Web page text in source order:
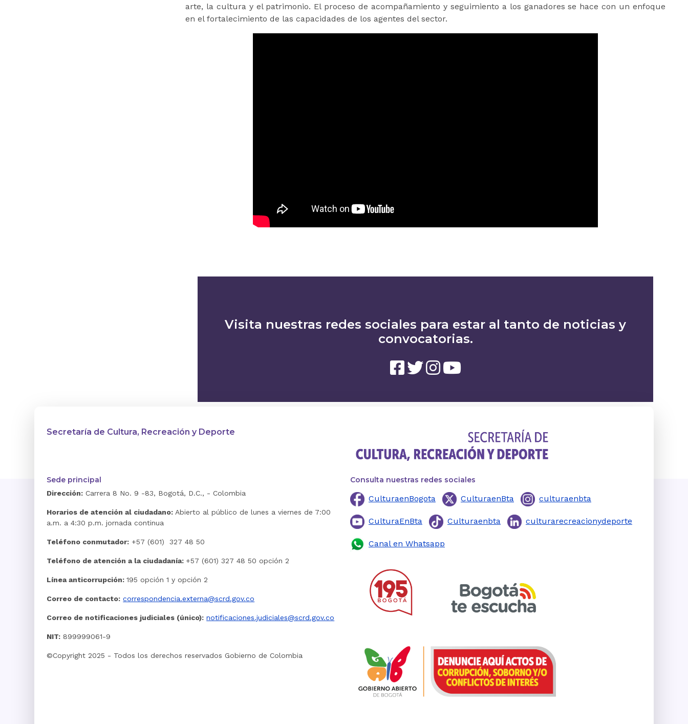
arte, la cultura y el patrimonio. El proceso de acompañamiento y seguimiento a los ganadores se hace con un enfoque
en el fortalecimiento de las capacidades de los agentes del sector.
Visita nuestras redes sociales para estar al tanto de noticias y
convocatorias.
Secretaría de Cultura, Recreación y Deporte
Sede principal
Dirección: Carrera 8 No. 9 -83, Bogotá, D.C., - Colombia
Horarios de atención al ciudadano: Abierto al público de lunes a viernes de 7:00
a.m. a 4:30 p.m. jornada continua
Teléfono conmutador: +57 (601) 327 48 50
Teléfono de atención a la ciudadanía: +57 (601) 327 48 50 opción 2
Línea anticorrupción:195 opción 1 y opción 2
Correo de contacto: correspondencia.externa@scrd.gov.co
Correo de notificaciones judiciales (único): notificaciones.judiciales@scrd.gov.co
NIT: 899999061-9
©Copyright 2025 - Todos los derechos reservados Gobierno de Colombia
Consulta nuestras redes sociales
CulturaenBogota CulturaenBta culturaenbta
CulturaEnBta Culturaenbta culturarecreacionydeporte
Canal en Whatsapp